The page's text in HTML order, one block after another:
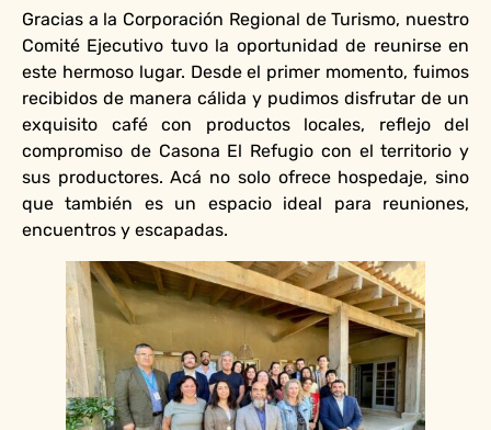
Gracias a la Corporación Regional de Turismo, nuestro
Comité Ejecutivo tuvo la oportunidad de reunirse en
este hermoso lugar. Desde el primer momento, fuimos
recibidos de manera cálida y pudimos disfrutar de un
exquisito café con productos locales, reflejo del
compromiso de Casona El Refugio con el territorio y
sus productores. Acá no solo ofrece hospedaje, sino
que también es un espacio ideal para reuniones,
encuentros y escapadas.